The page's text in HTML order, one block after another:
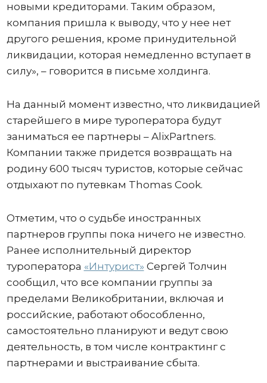
новыми кредиторами. Таким образом,
компания пришла к выводу, что у нее нет
другого решения, кроме принудительной
ликвидации, которая немедленно вступает в
силу», – говорится в письме холдинга.
На данный момент известно, что ликвидацией
старейшего в мире туроператора будут
заниматься ее партнеры – AlixPartners.
Компании также придется возвращать на
родину 600 тысяч туристов, которые сейчас
отдыхают по путевкам Thomas Cook.
Отметим, что о судьбе иностранных
партнеров группы пока ничего не известно.
Ранее исполнительный директор
туроператора «Интурист» Сергей Толчин
сообщил, что все компании группы за
пределами Великобритании, включая и
российские, работают обособленно,
самостоятельно планируют и ведут свою
деятельность, в том числе контрактинг с
партнерами и выстраивание сбыта.